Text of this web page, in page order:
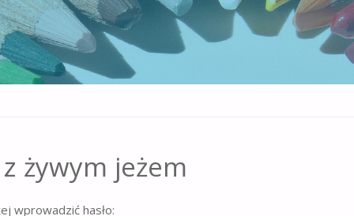
żywym jeżem
wprowadzić hasło: